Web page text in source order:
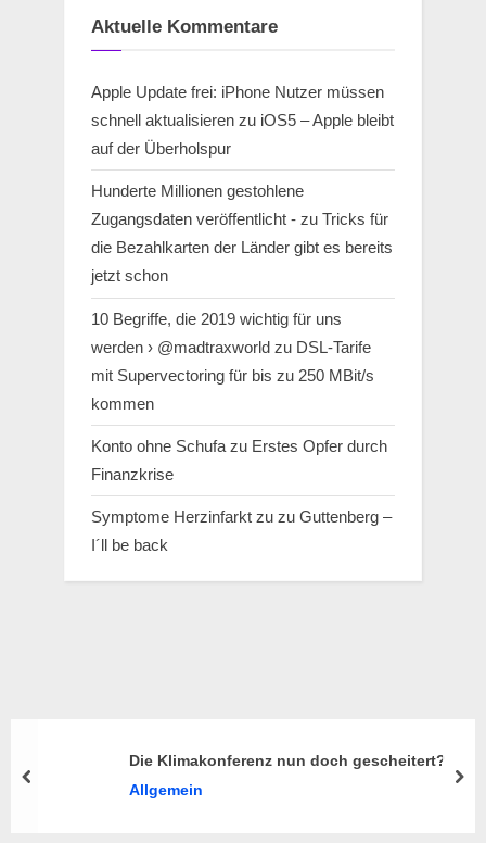
Aktuelle Kommentare
Apple Update frei: iPhone Nutzer müssen
schnell aktualisieren zu iOS5 – Apple bleibt
auf der Überholspur
Hunderte Millionen gestohlene
Zugangsdaten veröffentlicht - zu Tricks für
die Bezahlkarten der Länder gibt es bereits
jetzt schon
10 Begriffe, die 2019 wichtig für uns
werden › @madtraxworld zu DSL-Tarife
mit Supervectoring für bis zu 250 MBit/s
kommen
Konto ohne Schufa zu Erstes Opfer durch
Finanzkrise
Symptome Herzinfarkt zu zu Guttenberg –
I´ll be back
Die Klimakonferenz nun doch gescheitert?
Allgemein
prev